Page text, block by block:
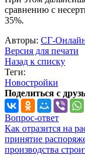
сравнению с
35%.
Авторы: СГ-
Версия для печати
Назад к списку
Теги:
Новостройки
Поделиться с
Вопрос-ответ
Как отразится на
принятие
производства